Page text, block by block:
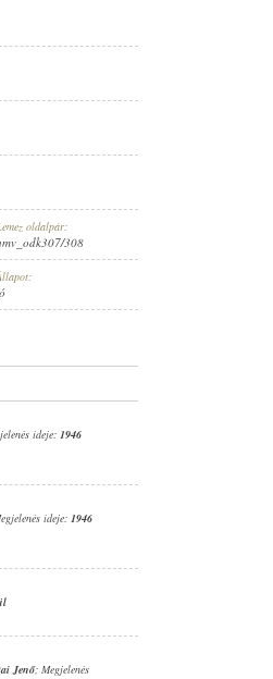
oldalpár:
308
ideje: 1946
ideje: 1946
Jenő; Megjelenés